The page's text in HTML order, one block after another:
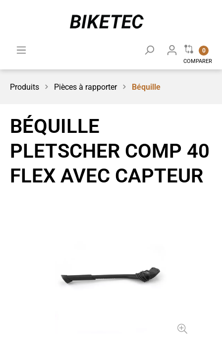
0
COMPARER
Produits Pièces à rapporter Béquille
BÉQUILLE
PLETSCHER COMP 40
FLEX AVEC CAPTEUR